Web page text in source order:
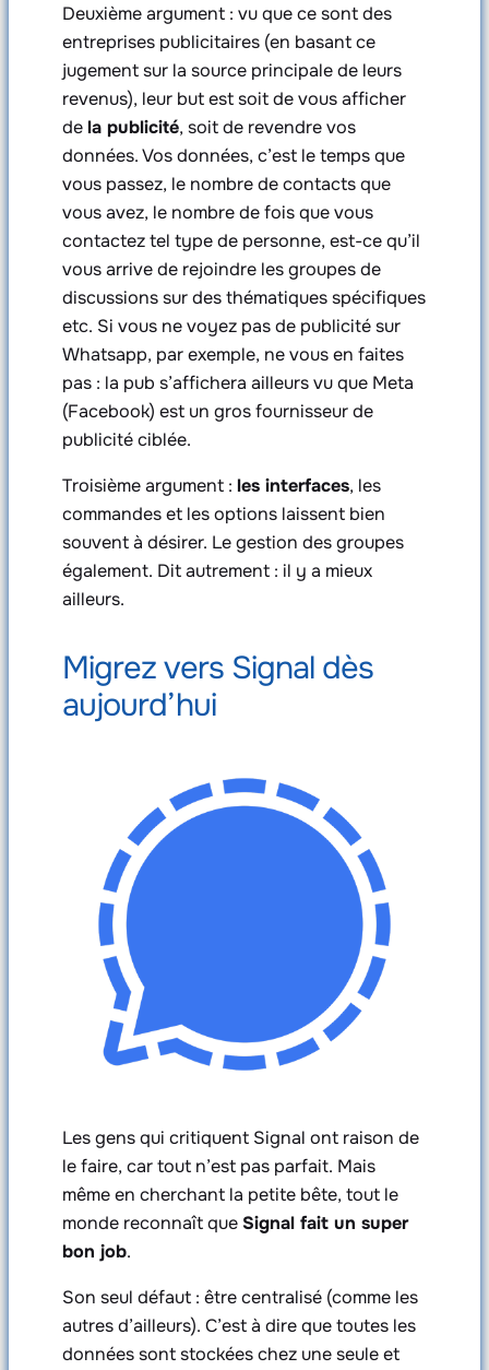
Deuxième argument : vu que ce sont des
entreprises publicitaires (en basant ce
jugement sur la source principale de leurs
revenus), leur but est soit de vous afficher
dela publicité, soit de revendre vos
données. Vos données, c’est le temps que
vous passez, le nombre de contacts que
vous avez, le nombre de fois que vous
contactez tel type de personne, est-ce qu’il
vous arrive de rejoindre les groupes de
discussions sur des thématiques spécifiques
etc. Si vous ne voyez pas de publicité sur
Whatsapp, par exemple, ne vous en faites
pas : la pub s’affichera ailleurs vu que Meta
(Facebook) est un gros fournisseur de
publicité ciblée.
Troisième argument : les interfaces, les
commandes et les options laissent bien
souvent à désirer. Le gestion des groupes
également. Dit autrement : il y a mieux
ailleurs.
Migrez vers Signal dès
aujourd’hui
Les gens qui critiquent Signal ont raison de
le faire, car tout n’est pas parfait. Mais
même en cherchant la petite bête, tout le
monde reconnaît queSignal fait un super
bon job.
Son seul défaut : être centralisé (comme les
autres d’ailleurs). C’est à dire que toutes les
données sont stockées chez une seule et